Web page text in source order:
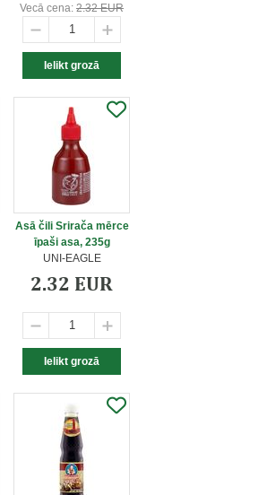
Vecā cena: 2.32 EUR
Asā čili Srirača mērce
īpaši asa, 235g
UNI-EAGLE
2.32 EUR